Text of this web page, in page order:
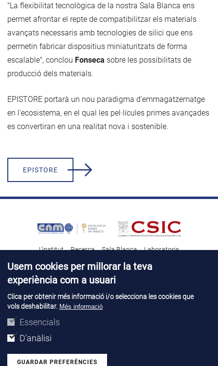
"La flexibilitat tecnològica de la nostra Sala Blanca ens
permet afrontar el repte de compatibilitzar els materials
avançats necessaris amb tecnologies de silici que ens
permetin fabricar dispositius miniaturitzats de forma
escalable", conclou Fonseca sobre les possibilitats de
producció dels materials.
EPISTORE portarà un nou paradigma d'emmagatzematge
en l'ecosistema, en el qual les pel·lícules primes avançades
es convertiran en una realitat nova i sostenible.
EPISTORE
L'institut Recerca Sala Blanca
Laboratoris
Transferència tecnològica
Notícies & Divulgació
Contacte Talent
Avís legal Perfil del contractant
Usem cookies per millorar la teva
experiència com a usuari
Clica per obtenir més informació i/o selecciona les cookies que
vols deshabilitar. Més informació
Essencials
D'anàlisi
GUARDAR PREFERÈNCIES